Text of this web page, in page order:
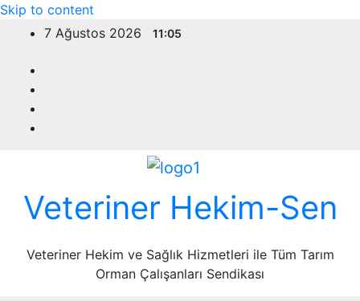
Skip to content
7 Ağustos 2026
11:05
Veteriner Hekim-Sen
Veteriner Hekim ve Sağlık Hizmetleri ile Tüm Tarım
Orman Çalışanları Sendikası